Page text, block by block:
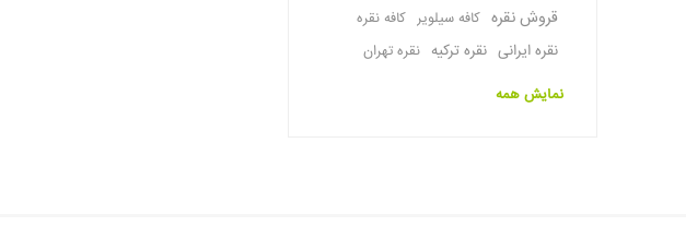
قروش نقره کافه سیلویر کافه نقره
نقره ایرانی نقره ترکیه نقره تهران
نمایش همه